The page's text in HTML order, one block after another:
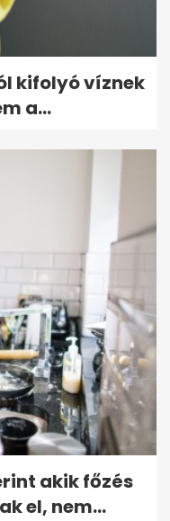
kifolyó víznek
a...
akik főzés
el, nem...